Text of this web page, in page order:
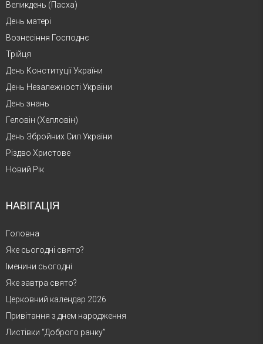
Великдень (Пасха)
День матері
Вознесіння Господнє
Трійця
День Конституції України
День Незалежності України
День знань
Геловін (Хелловін)
День Збройних Сил України
Різдво Христове
Новий Рік
НАВІГАЦІЯ
Головна
Яке сьогодні свято?
Іменини сьогодні
Яке завтра свято?
Церковний календар 2026
Привітання з днем народження
Листівки “Доброго ранку”